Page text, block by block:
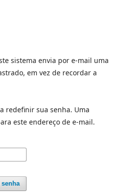
sistema envia por e-mail uma
em vez de recordar a
redefinir sua senha. Uma
este endereço de e-mail.
senha